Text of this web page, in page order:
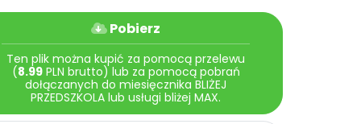
Pobierz
Ten plik można kupić za pomocą przelewu
(8.99PLN brutto) lub za pomocą pobrań
dołączanych do miesięcznika BLIŻEJ
PRZEDSZKOLA lub usługi bliżej MAX.